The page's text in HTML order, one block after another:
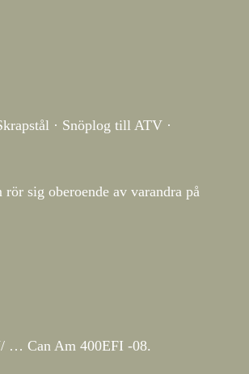
· Snöplog till ATV ·
sig oberoende av varandra på
… Can Am 400EFI -08.